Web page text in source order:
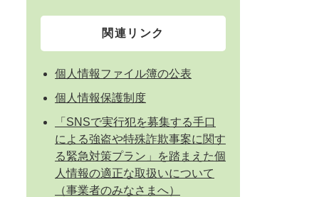
関連リンク
個人情報ファイル簿の公表
個人情報保護制度
「SNSで実行犯を募集する手口
による強盗や特殊詐欺事案に関す
る緊急対策プラン」を踏まえた個
人情報の適正な取扱いについて
（事業者のみなさまへ）